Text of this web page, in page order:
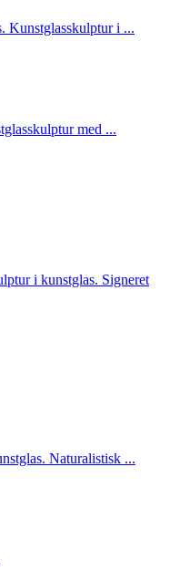
Kunstglasskulptur i ...
med ...
i kunstglas. Signeret
Naturalistisk ...